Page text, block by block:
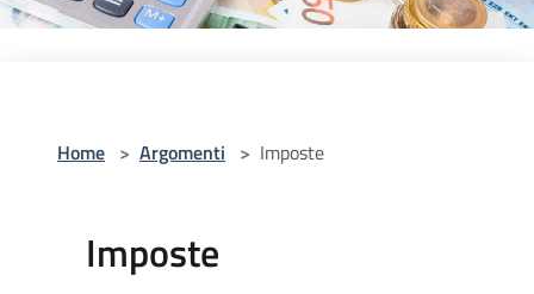
Home > Argomenti > Imposte
Imposte